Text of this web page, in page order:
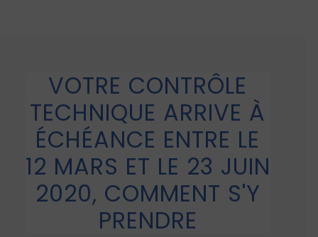
VOTRE CONTRÔLE
TECHNIQUE ARRIVE À
ÉCHÉANCE ENTRE LE
12 MARS ET LE 23 JUIN
2020, COMMENT S'Y
PRENDRE